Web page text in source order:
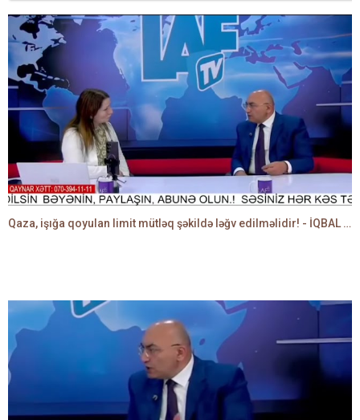
Qaza, işığa qoyulan limit mütləq şəkildə ləğv edilməlidir! - İQBAL AĞAZADƏ